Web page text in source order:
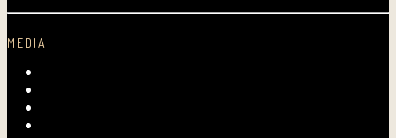
MEDIA